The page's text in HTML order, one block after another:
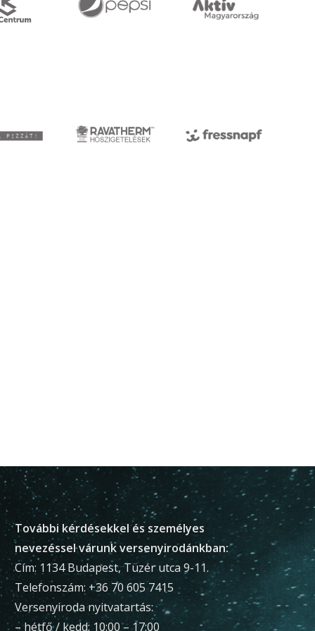
További kérdésekkel és személyes
nevezéssel várunk versenyirodánkban:
Cím: 1134 Budapest, Tüzér utca 9-11.
Telefonszám: +36 70 605 7415
Versenyiroda nyitvatartás:
– hétfő / kedd: 10:00 – 17:00